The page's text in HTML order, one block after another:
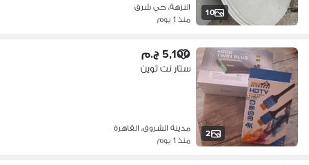
10
النزهة، حي شرق
منذ 1 يوم
2
5,100 ج.م
ستار نت توين
مدينة الشروق، القاهرة
منذ 1 يوم